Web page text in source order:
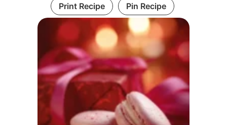
Print Recipe Pin Recipe